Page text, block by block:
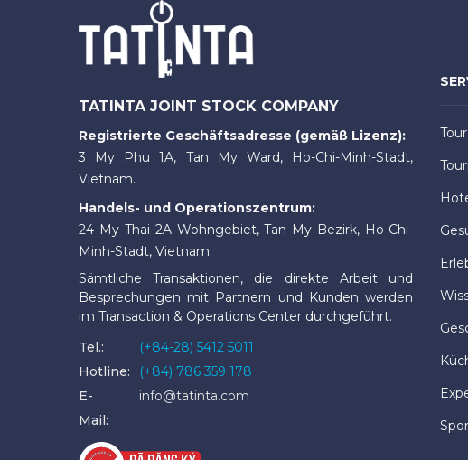
TATINTA JOINT STOCK COMPANY
Registrierte Geschäftsadresse (gemäß Lizenz):
3 My Phu 1A, Tan My Ward, Ho-Chi-Minh-Stadt,
Vietnam.
Handels- und Operationszentrum:
24 My Thai 2A Wohngebiet, Tan My Bezirk, Ho-Chi-
Minh-Stadt, Vietnam.
Sämtliche Transaktionen, die direkte Arbeit und
Besprechungen mit Partnern und Kunden werden
im Transaction & Operations Center durchgeführt.
Tel.:
(+84-28) 5412 5011
Hotline:
(+84) 786 359 178
E-
Mail:
info@tatinta.com
Tour